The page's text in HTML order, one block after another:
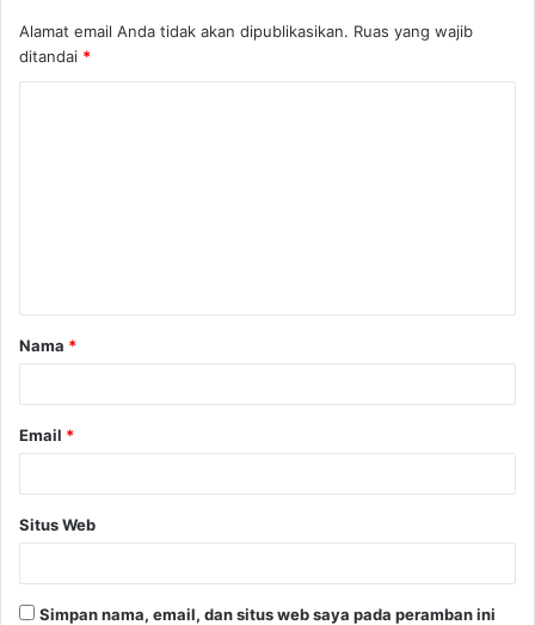
Alamat email Anda tidak akan dipublikasikan. Ruas yang wajib
ditandai *
a
r
Nama *
Email *
Situs Web
Simpan nama, email, dan situs web saya pada peramban ini